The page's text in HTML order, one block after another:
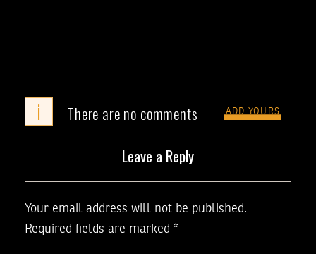
i There are no comments ADD YOURS
Leave a Reply
Your email address will not be published.
Required fields are marked *